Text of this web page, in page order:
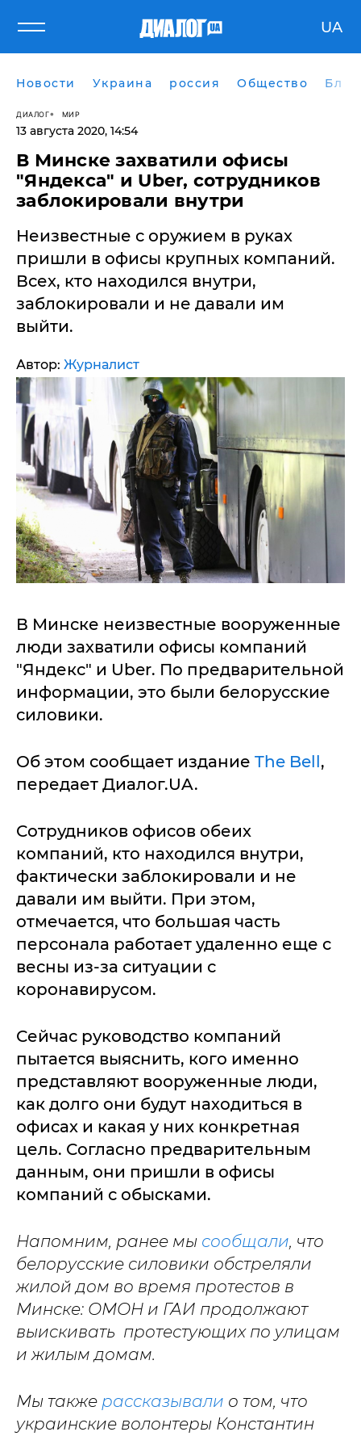
UA
Новости Украина россия Общество
ДИАЛОГ МИР
13 августа 2020, 14:54
В Минске захватили офисы
"Яндекса" и Uber, сотрудников
заблокировали внутри
Неизвестные с оружием в руках
пришли в офисы крупных компаний.
Всех, кто находился внутри,
заблокировали и не давали им
выйти.
Автор: Журналист
В Минске неизвестные вооруженные
люди захватили офисы компаний
"Яндекс" и Uber. По предварительной
информации, это были белорусские
силовики.
Об этом сообщает издание The Bell,
передает Диалог.UA.
Сотрудников офисов обеих
компаний, кто находился внутри,
фактически заблокировали и не
давали им выйти. При этом,
отмечается, что большая часть
персонала работает удаленно еще с
весны из-за ситуации с
коронавирусом.
Сейчас руководство компаний
пытается выяснить, кого именно
представляют вооруженные люди,
как долго они будут находиться в
офисах и какая у них конкретная
цель. Согласно предварительным
данным, они пришли в офисы
компаний с обысками.
Напомним, ранее мы сообщали, что
белорусские силовики обстреляли
жилой дом во время протестов в
Минске: ОМОН и ГАИ продолжают
выискивать протестующих по улицам
и жилым домам.
Мы также рассказывали о том, что
украинские волонтеры Константин